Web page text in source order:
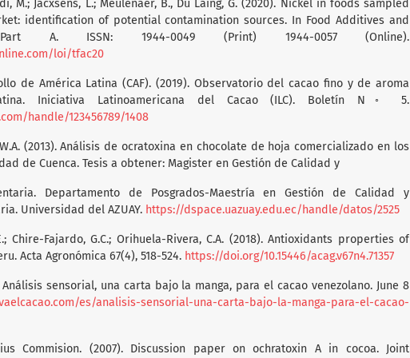
M.; Jacxsens, L.; Meulenaer, B., Du Laing, G. (2020). Nickel in foods sampled
identification of potential contamination sources. In Food Additives and
Part A. ISSN: 1944-0049 (Print) 1944-0057 (Online).
loi/tfac20
de América Latina (CAF). (2019). Observatorio del cacao fino y de aroma
Iniciativa Latinoamericana del Cacao (ILC). Boletín N◦ 5.
handle/123456789/1408
(2013). Análisis de ocratoxina en chocolate de hoja comercializado en los
de Cuenca. Tesis a obtener: Magister en Gestión de Calidad y
Departamento de Posgrados-Maestría en Gestión de Calidad y
Universidad del AZUAY. https://dspace.uazuay.edu.ec/handle/datos/2525
Chire-Fajardo, G.C.; Orihuela-Rivera, C.A. (2018). Antioxidants properties of
Acta Agronómica 67(4), 518-524. https://doi.org/10.15446/acag.v67n4.71357
Análisis sensorial, una carta bajo la manga, para el cacao venezolano. June 8
es/analisis-sensorial-una-carta-bajo-la-manga-para-el-cacao-
Commision. (2007). Discussion paper on ochratoxin A in cocoa. Joint